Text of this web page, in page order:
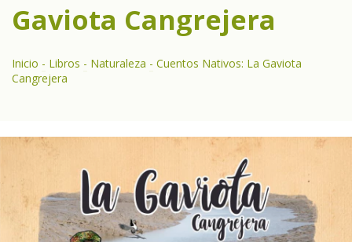
Gaviota Cangrejera
Inicio - Libros - Naturaleza - Cuentos Nativos: La Gaviota
Cangrejera